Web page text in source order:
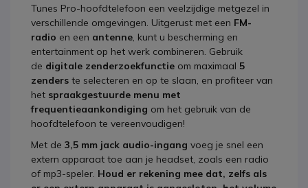
Tunes Pro-hoofdtelefoon een veelzijdige metgezel in
verschillende omgevingen. Uitgerust met een FM-
radio en een antenne, kunt u bescherming en
entertainment op het werk combineren. Gebruik
de digitale zenderzoekfunctie om maximaal 5
zenders te selecteren en op te slaan, en profiteer van
het spraakgestuurde menu met
frequentieaankondiging om het gebruik van de
hoofdtelefoon te vereenvoudigen!
Met de 3,5 mm jack audio-ingang voeg je snel een
extern apparaat toe aan je headset, zoals een radio
of mp3-speler. Houd er rekening mee dat, zelfs als